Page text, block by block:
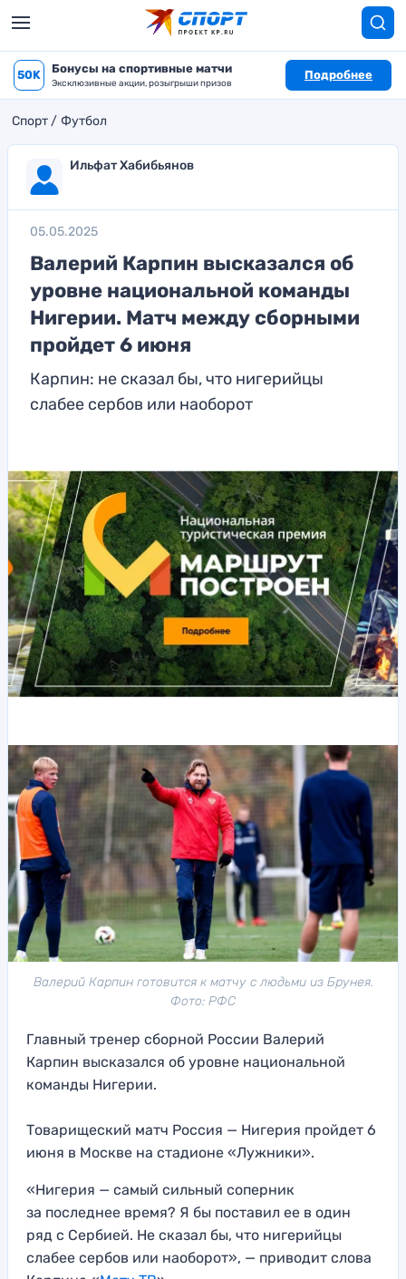
50K Бонусы на спортивные матчи
Эксклюзивные акции, розыгрыши призов
Подробнее
Спорт Футбол
Ильфат Хабибьянов
05.05.2025
Валерий Карпин высказался об
уровне национальной команды
Нигерии. Матч между сборными
пройдет 6 июня
Карпин: не сказал бы, что нигерийцы
слабее сербов или наоборот
Валерий Карпин готовится к матчу с людьми из Брунея.
Фото: РФС
Главный тренер сборной России Валерий
Карпин высказался об уровне национальной
команды Нигерии.
Товарищеский матч Россия — Нигерия пройдет 6
июня в Москве на стадионе «Лужники».
«Нигерия — самый сильный соперник
за последнее время? Я бы поставил ее в один
ряд с Сербией. Не сказал бы, что нигерийцы
слабее сербов или наоборот», — приводит слова